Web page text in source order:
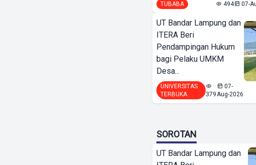
TUBABA 494 07-
UT Bandar Lampung dan
ITERA Beri
Pendampingan Hukum
bagi Pelaku UMKM
Desa...
UNIVERSITAS
TERBUKA
379
07-
Aug-2026
SOROTAN
UT Bandar Lampung dan